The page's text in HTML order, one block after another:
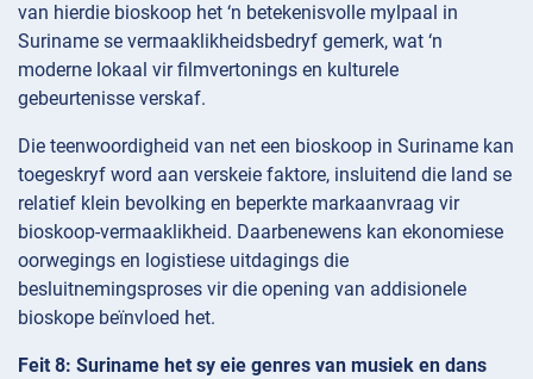
van hierdie bioskoop het ‘n betekenisvolle mylpaal in
Suriname se vermaaklikheidsbedryf gemerk, wat ‘n
moderne lokaal vir filmvertonings en kulturele
gebeurtenisse verskaf.
Die teenwoordigheid van net een bioskoop in Suriname kan
toegeskryf word aan verskeie faktore, insluitend die land se
relatief klein bevolking en beperkte markaanvraag vir
bioskoop-vermaaklikheid. Daarbenewens kan ekonomiese
oorwegings en logistiese uitdagings die
besluitnemingsproses vir die opening van addisionele
bioskope beïnvloed het.
Feit 8: Suriname het sy eie genres van musiek en dans